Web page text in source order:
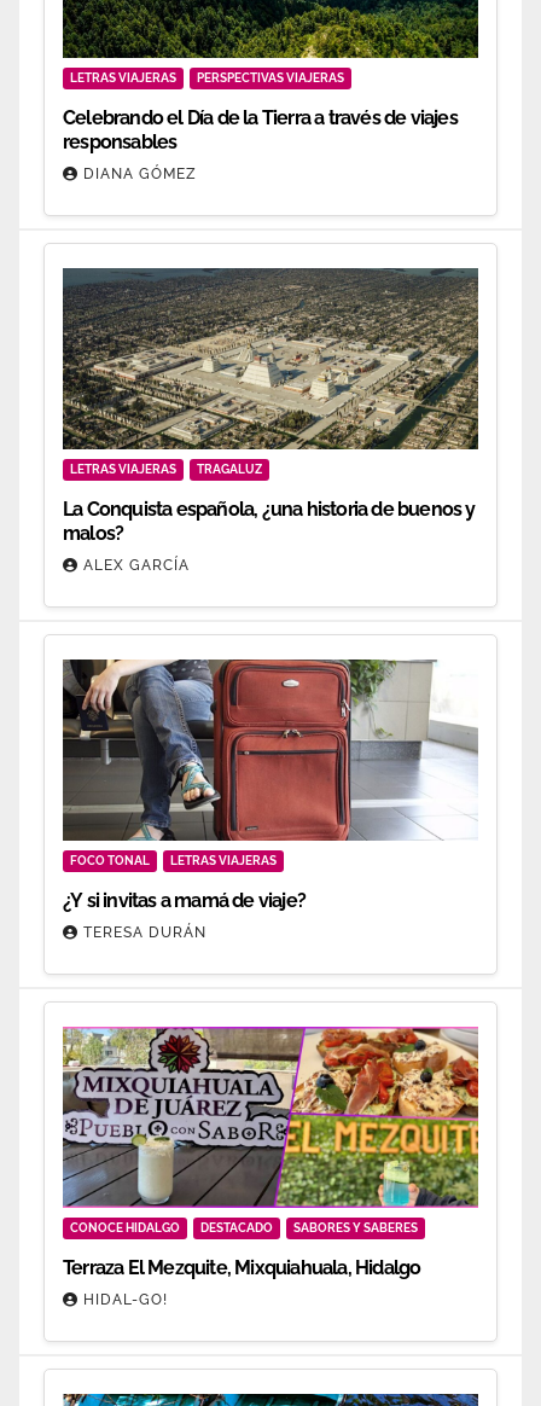
LETRAS VIAJERAS PERSPECTIVAS VIAJERAS
Celebrando el Día de la Tierra a través de viajes
responsables
DIANA GÓMEZ
LETRAS VIAJERAS TRAGALUZ
La Conquista española, ¿una historia de buenos y
malos?
ALEX GARCÍA
FOCO TONAL LETRAS VIAJERAS
¿Y si invitas a mamá de viaje?
TERESA DURÁN
CONOCE HIDALGO DESTACADO SABORES Y SABERES
Terraza El Mezquite, Mixquiahuala, Hidalgo
HIDAL-GO!